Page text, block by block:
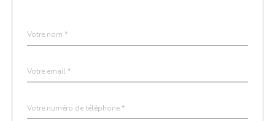
par
*
*
*